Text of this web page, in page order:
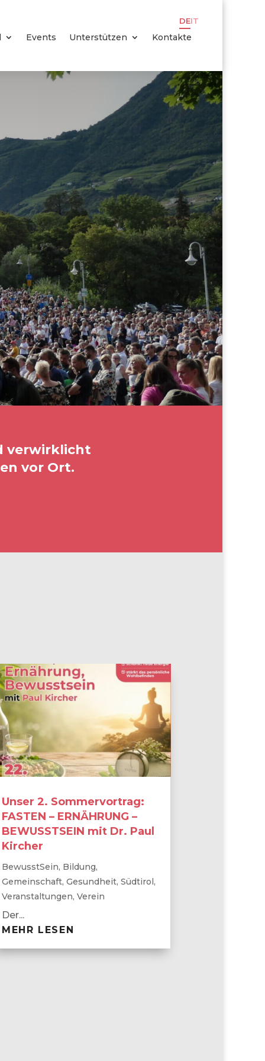
DEIT
Events Unterstützen Kontakte
verwirklicht
vor Ort.
Unser 2. Sommervortrag:
FASTEN – ERNÄHRUNG –
BEWUSSTSEIN mit Dr. Paul
Kircher
BewusstSein, Bildung,
Gemeinschaft,Gesundheit,Südtirol,
Veranstaltungen,Verein
Der...
MEHR LESEN